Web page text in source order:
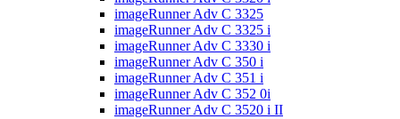
imageRunner Adv C 3325
imageRunner Adv C 3325 i
imageRunner Adv C 3330 i
imageRunner Adv C 350 i
imageRunner Adv C 351 i
imageRunner Adv C 352 0i
imageRunner Adv C 3520 i II